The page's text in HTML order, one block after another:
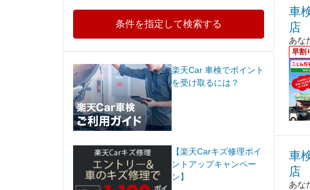
条件を指定して検索する
楽天Car 車検でポイント
を受け取るには？
【楽天Carキズ修理ポイ
ントアップキャンペー
ン】
車
店
あな
早割
車
店
あな